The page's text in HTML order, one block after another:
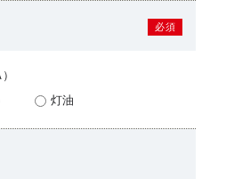
必須
灯油